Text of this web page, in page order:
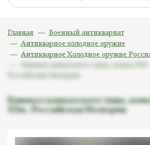
Главная
Военный антиквариат
Антикварное холодное оружие
Антикварное Холодное оружие
Кинжал кавказского типа,
XXв., Российская Империя